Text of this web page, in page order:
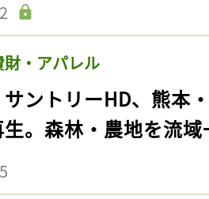
・アパレル
サントリーHD、熊本
。森林・農地を流